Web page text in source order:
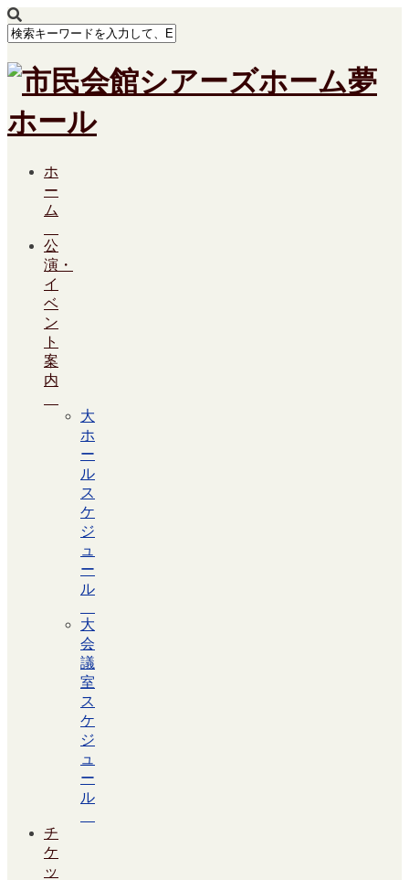
ホ
ー
ム
公
演・
イ
ベ
ン
ト
案
内
大
ホ
ー
ル
ス
ケ
ジ
ュ
ー
ル
大
会
議
室
ス
ケ
ジ
ュ
ー
ル
チ
ケ
ッ